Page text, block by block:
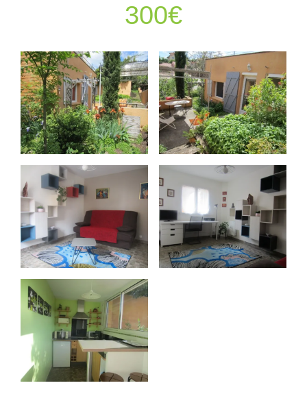
300€